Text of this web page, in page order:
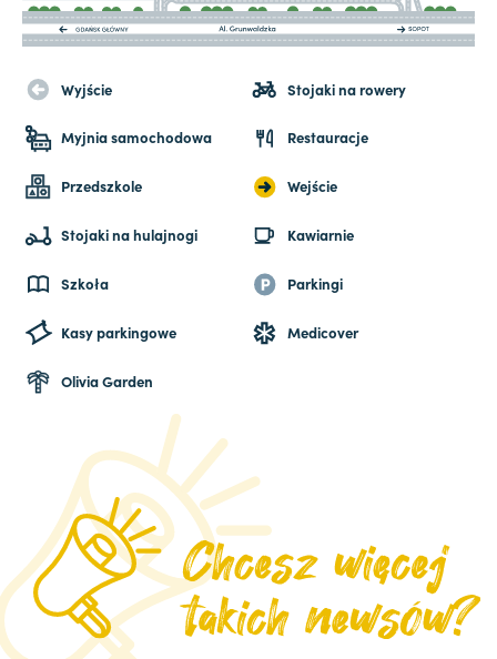
Wyjście Stojaki na rowery
Myjnia samochodowa Restauracje
Przedszkole Wejście
Stojaki na hulajnogi Kawiarnie
Szkoła Parkingi
Kasy parkingowe Medicover
Olivia Garden